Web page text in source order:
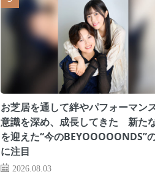
お芝居を通して絆やパフォーマン
意識を深め、成長してきた 新た
を迎えた“今のBEYOOOOONDS”
に注目
2026.08.03